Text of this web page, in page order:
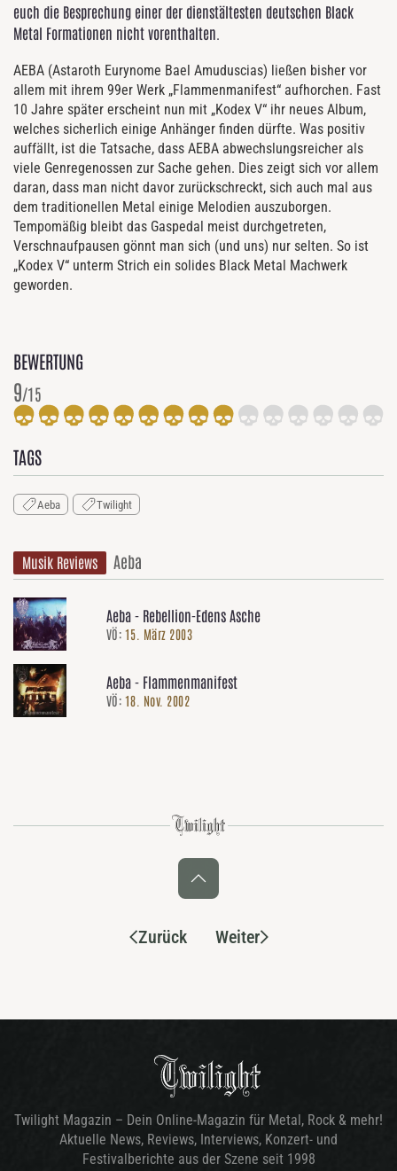
euch die Besprechung einer der dienstältesten deutschen Black
Metal Formationen nicht vorenthalten.
AEBA (Astaroth Eurynome Bael Amuduscias) ließen bisher vor
allem mit ihrem 99er Werk „Flammenmanifest“ aufhorchen. Fast
10 Jahre später erscheint nun mit „Kodex V“ ihr neues Album,
welches sicherlich einige Anhänger finden dürfte. Was positiv
auffällt, ist die Tatsache, dass AEBA abwechslungsreicher als
viele Genregenossen zur Sache gehen. Dies zeigt sich vor allem
daran, dass man nicht davor zurückschreckt, sich auch mal aus
dem traditionellen Metal einige Melodien auszuborgen.
Tempomäßig bleibt das Gaspedal meist durchgetreten,
Verschnaufpausen gönnt man sich (und uns) nur selten. So ist
„Kodex V“ unterm Strich ein solides Black Metal Machwerk
geworden.
BEWERTUNG
9/15
TAGS
Aeba Twilight
Musik Reviews Aeba
Aeba - Rebellion-Edens Asche
VÖ: 15. März 2003
Aeba - Flammenmanifest
VÖ: 18. Nov. 2002
Zurück Weiter
Twilight Magazin – Dein Online-Magazin für Metal, Rock & mehr!
Aktuelle News, Reviews, Interviews, Konzert- und
Festivalberichte aus der Szene seit 1998